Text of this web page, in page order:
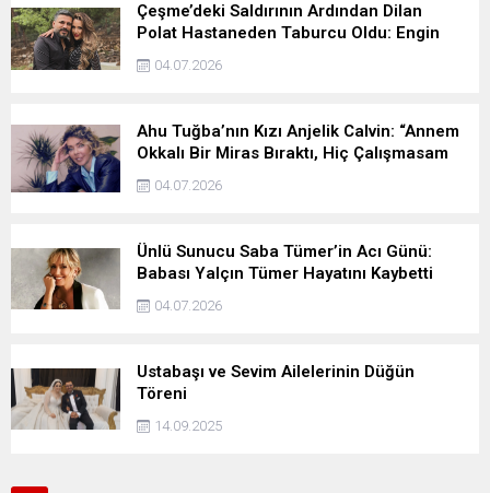
Çeşme’deki Saldırının Ardından Dilan
Polat Hastaneden Taburcu Oldu: Engin
Polat’tan İlk Paylaşım
04.07.2026
Ahu Tuğba’nın Kızı Anjelik Calvin: “Annem
Okkalı Bir Miras Bıraktı, Hiç Çalışmasam
da Olur”
04.07.2026
Ünlü Sunucu Saba Tümer’in Acı Günü:
Babası Yalçın Tümer Hayatını Kaybetti
04.07.2026
Ustabaşı ve Sevim Ailelerinin Düğün
Töreni
14.09.2025